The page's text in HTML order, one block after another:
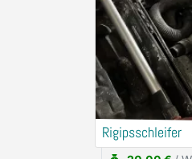
Rigipsschleifer